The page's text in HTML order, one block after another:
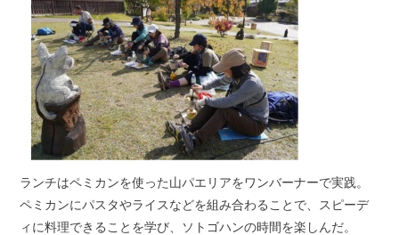
ランチはペミカンを使った山パエリアをワンバーナーで実践。
ペミカンにパスタやライスなどを組み合わることで、スピーデ
ィに料理できることを学び、ソトゴハンの時間を楽しんだ。